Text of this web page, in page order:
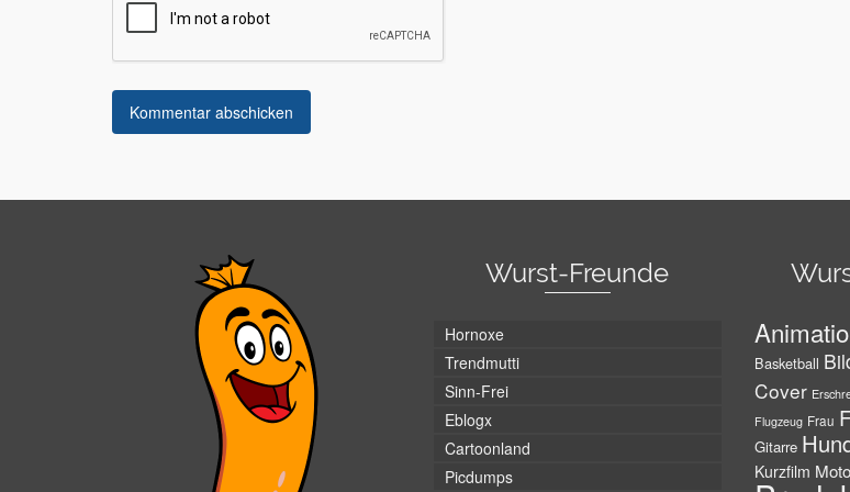
Wurst-Freunde
Hornoxe
Trendmutti
Sinn-Frei
Eblogx
Cartoonland
Picdumps
Basketball
Cover
Flugzeug Frau
Gitarre
Kurzfilm